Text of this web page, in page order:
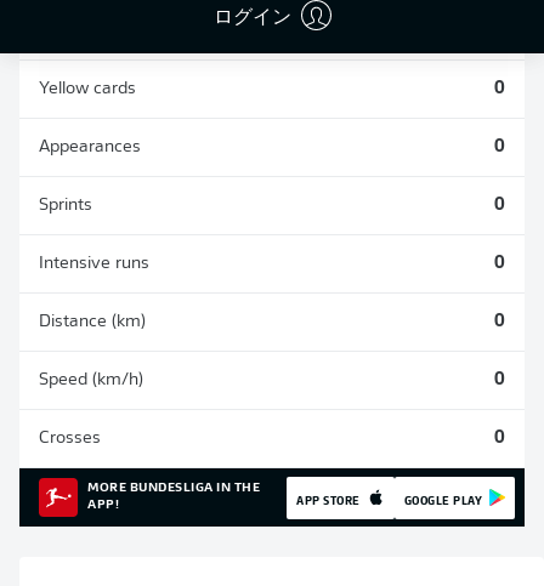
ログイン
Yellow cards 0
Appearances 0
Sprints 0
Intensive runs 0
Distance (km) 0
Speed (km/h) 0
Crosses 0
MORE BUNDESLIGA IN THE
APP!
APP STORE GOOGLE PLAY